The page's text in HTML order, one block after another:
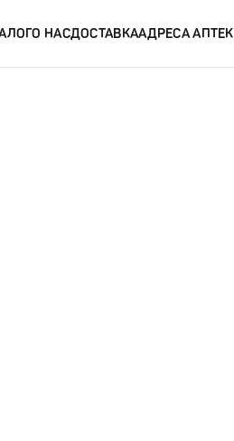
О НАСДОСТАВКААДРЕСА АПТЕК